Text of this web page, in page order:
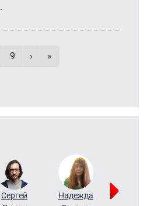
Page
9 Следующая страница
› Последняя страница
»
Сергей
Надежда